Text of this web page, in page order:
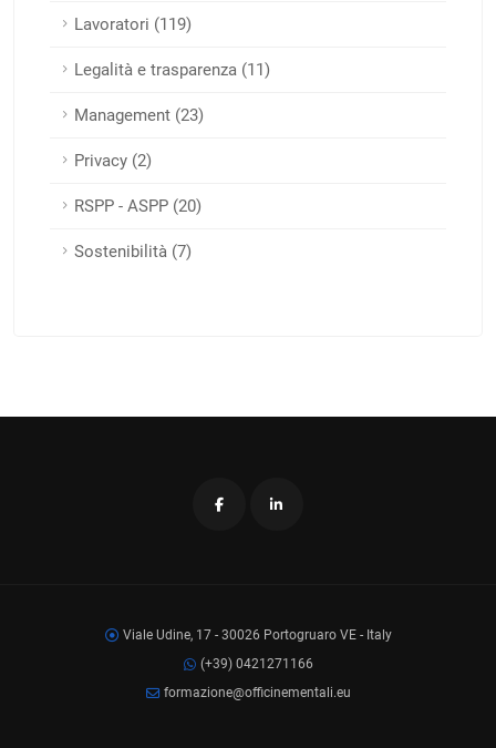
Lavoratori (119)
Legalità e trasparenza (11)
Management (23)
Privacy (2)
RSPP - ASPP (20)
Sostenibilità (7)
Viale Udine, 17 - 30026 Portogruaro VE - Italy
(+39) 0421271166
formazione@officinementali.eu